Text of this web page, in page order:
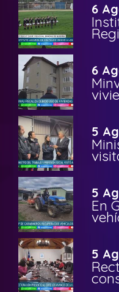
6
6
5
5
En
5